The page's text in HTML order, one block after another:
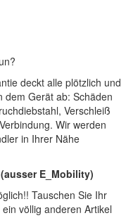
deckt alle plötzlich und
dem Gerät ab: Schäden
Verschleiß
Wir werden
in Ihrer Nähe
E_Mobility)
Tauschen Sie Ihr
völlig anderen Artikel